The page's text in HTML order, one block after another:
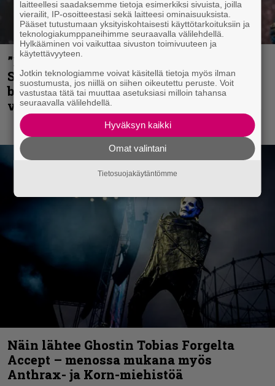
”He ovat tuoneet soittoon jotain uutta” –
Sepulturan Andreas Kisser nimeää
bändin, jonka riffit ovat tehneet
vaikutuksen
Näin lähtee Ghostin Tobias Forgelta
Accept – menossa mukana myös
Anthrax- ja Korn-miehistöä
laitteellesi saadaksemme tietoja esimerkiksi sivuista, joilla
vierailit, IP-osoitteestasi sekä laitteesi ominaisuuksista.
Pääset tutustumaan yksityiskohtaisesti käyttötarkoituksiin ja
teknologiakumppaneihimme seuraavalla välilehdellä.
Hylkääminen voi vaikuttaa sivuston toimivuuteen ja
käytettävyyteen.
Jotkin teknologiamme voivat käsitellä tietoja myös ilman
suostumusta, jos niillä on siihen oikeutettu peruste. Voit
vastustaa tätä tai muuttaa asetuksiasi milloin tahansa
seuraavalla välilehdellä.
Hyväksyn kaikki
Omat valintani
Tietosuojakäytäntömme